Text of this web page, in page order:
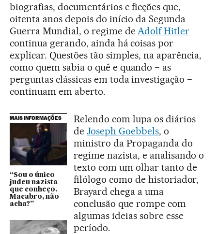
biografias, documentários e ficções que,
oitenta anos depois do início da Segunda
Guerra Mundial, o regime de Adolf Hitler
continua gerando, ainda há coisas por
explicar. Questões tão simples, na aparência,
como quem sabia o quê e quando − as
perguntas clássicas em toda investigação −
continuam em aberto.
MAIS INFORMAÇÕES
“Sou o único
judeu nazista
que conheço.
Macabro, não
acha?”
Relendo com lupa os diários
de Joseph Goebbels, o
ministro da Propaganda do
regime nazista, e analisando o
texto com um olhar tanto de
filólogo como de historiador,
Brayard chega a uma
conclusão que rompe com
algumas ideias sobre esse
período.